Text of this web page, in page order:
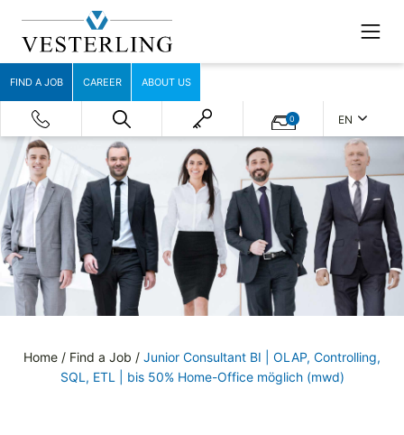
FIND A JOB CAREER ABOUT US
0 EN
Home / Find a Job / Junior Consultant BI | OLAP, Controlling,
SQL, ETL | bis 50% Home-Office möglich (mwd)